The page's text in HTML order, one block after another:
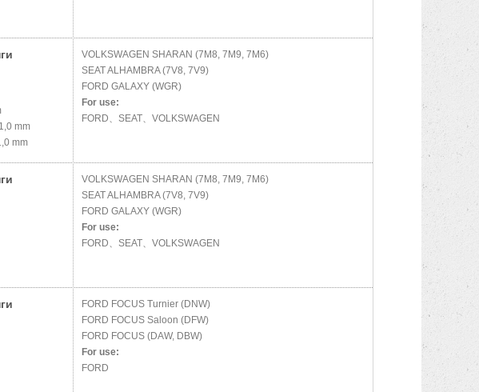
mm
mm
VOLKSWAGEN SHARAN (7M8, 7M9, 7M6)
SEATALHAMBRA (7V8, 7V9)
FORD GALAXY (WGR)
For use:
FORD、SEAT、VOLKSWAGEN
VOLKSWAGEN SHARAN (7M8, 7M9, 7M6)
SEATALHAMBRA (7V8, 7V9)
FORD GALAXY (WGR)
For use:
FORD、SEAT、VOLKSWAGEN
FORD FOCUS Turnier (DNW)
FORD FOCUS Saloon (DFW)
FORD FOCUS (DAW, DBW)
For use:
FORD